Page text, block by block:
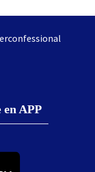
APP